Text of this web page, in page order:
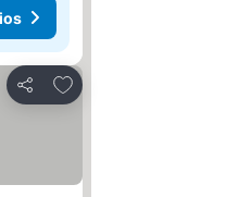
Compartir
Agregar a favoritos